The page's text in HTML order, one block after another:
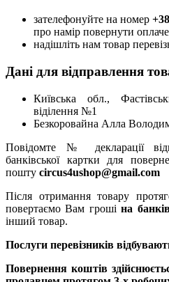
зателефонуйте на номер
про намір повернути
надішліть нам товар
Дані для відправлення
Київська обл.,
віділення №1
Безкоровайна Алла
Повідомте № декларації
банківської картки для
пошту circus4ushop@gmail.com
Після отримання товару
повертаємо Вам грошіна
інший товар.
Послуги перевізників
Повернення коштів